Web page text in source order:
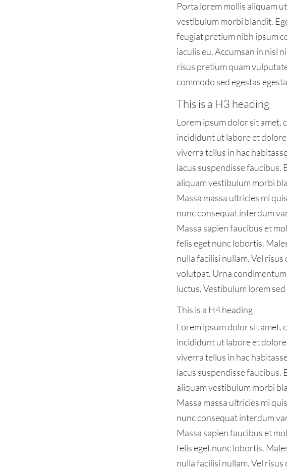
Porta lorem mollis aliquam
vestibulum morbi blandit.
feugiat pretium nibh ipsum
iaculis eu. Accumsan in nisl
risus pretium quam
commodo sed egestas
This is a H3 heading
Lorem ipsum dolor sit amet,
incididunt ut labore et dolore
viverra tellus in hac
lacus suspendisse
aliquam vestibulum morbi
Massa massa ultricies mi
nunc consequat interdum
Massa sapien faucibus et
felis eget nunc lobortis.
nulla facilisi nullam. Vel
volutpat. Urna
luctus. Vestibulum lorem
This is a H4 heading
Lorem ipsum dolor sit amet,
incididunt ut labore et dolore
viverra tellus in hac
lacus suspendisse
aliquam vestibulum morbi
Massa massa ultricies mi
nunc consequat interdum
Massa sapien faucibus et
felis eget nunc lobortis.
nulla facilisi nullam. Vel